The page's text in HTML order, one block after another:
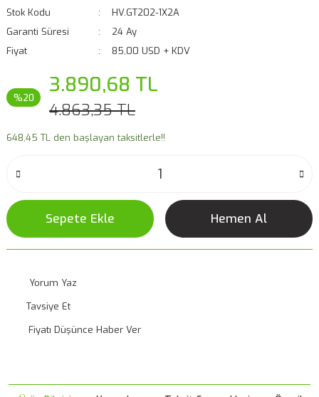
Stok Kodu
HV.GT202-1X2A
Garanti Süresi
24 Ay
Fiyat
85,00 USD + KDV
%20 3.890,68 TL
4.863,35 TL
648,45 TL den başlayan taksitlerle!!
Sepete Ekle Hemen Al
Yorum Yaz
Tavsiye Et
Fiyatı Düşünce Haber Ver